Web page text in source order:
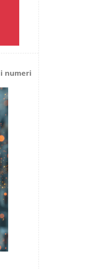
numeri